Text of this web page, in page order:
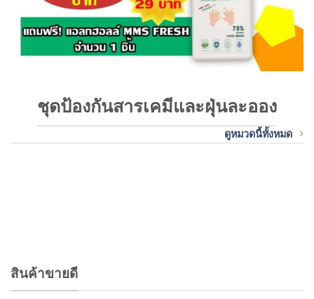
ชุดป้องกันสารเคมีและฝุ่นละออง
ดูหมวดนี้ทั้งหมด
สินค้าขายดี